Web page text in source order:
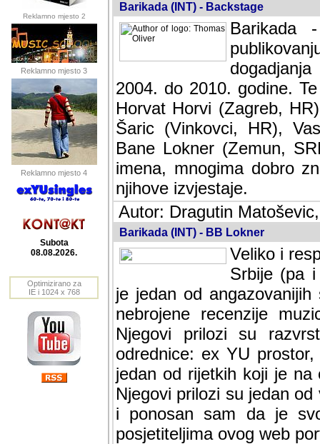
Reklamno mjesto 2
Reklamno mjesto 3
Reklamno mjesto 4
Subota
08.08.2026.
Optimizirano za
IE i 1024 x 768
Barikada (INT) - Backstage
Barikada
2004. do 2010. godine.
Horvat Horvi (Zagreb,
Šaric (Vinkovci, HR),
Bane Lokner (Zemun,
imena, mnogima dobro
njihove izvjestaje.
Autor: Dragutin
Barikada (INT) - BB Lokner
Veliko i
Srbije (pa i
jedan od angazovanijih
nebrojene recenzije
Njegovi prilozi su
odrednice: ex YU
jedan od rijetkih koji je
Njegovi prilozi su jedan
i ponosan sam da je
posjetiteljima ovog web